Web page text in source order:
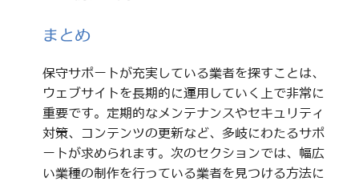
まとめ
保守サポートが充実している業者を探すことは、
ウェブサイトを長期的に運用していく上で非常に
重要です。定期的なメンテナンスやセキュリティ
対策、コンテンツの更新など、多岐にわたるサポ
ートが求められます。次のセクションでは、幅広
い業種の制作を行っている業者を見つける方法に